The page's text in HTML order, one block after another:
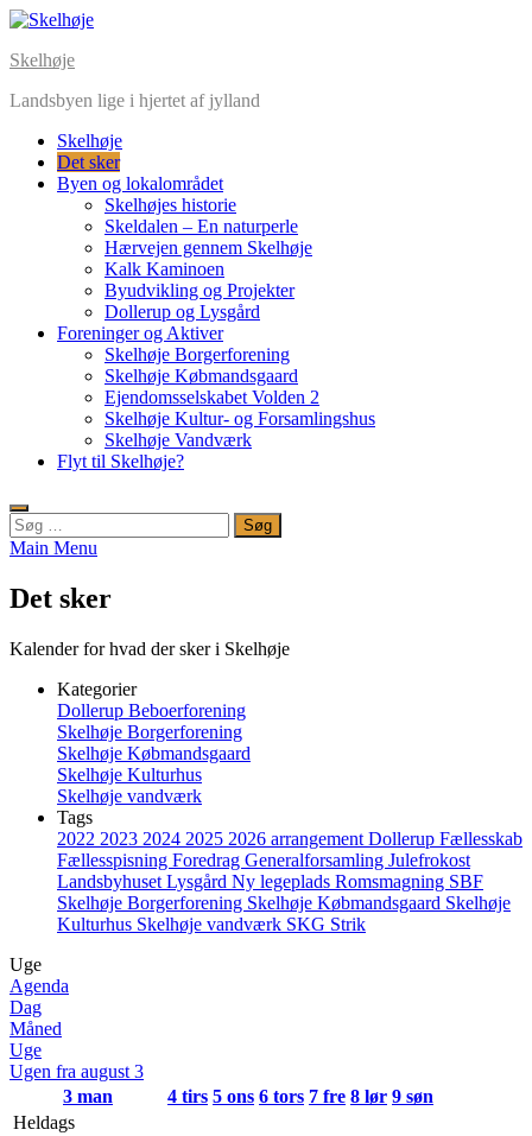
Skelhøje
Landsbyen lige i hjertet af jylland
Skelhøje
Det sker
Byen og lokalområdet
Skelhøjes historie
Skeldalen – En naturperle
Hærvejen gennem Skelhøje
Kalk Kaminoen
Byudvikling og Projekter
Dollerup og Lysgård
Foreninger og Aktiver
Skelhøje Borgerforening
Skelhøje Købmandsgaard
Ejendomsselskabet Volden 2
Skelhøje Kultur- og Forsamlingshus
Skelhøje Vandværk
Flyt til Skelhøje?
Main Menu
Det sker
Kalender for hvad der sker i Skelhøje
Kategorier
Dollerup Beboerforening
Skelhøje Borgerforening
Skelhøje Købmandsgaard
Skelhøje Kulturhus
Skelhøje vandværk
Tags
2022 2023 2024 2025 2026 arrangement Dollerup Fællesskab
Fællesspisning Foredrag Generalforsamling Julefrokost
Landsbyhuset Lysgård Ny legeplads Romsmagning SBF
Skelhøje Borgerforening Skelhøje Købmandsgaard Skelhøje
Kulturhus Skelhøje vandværk SKG Strik
Uge
Agenda
Dag
Måned
Uge
Ugen fra august 3
3 man 4 tirs 5 ons 6 tors 7 fre 8 lør 9 søn
Heldags